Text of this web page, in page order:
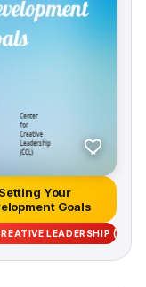
Setting Your
Goals
LEADERSHIP (CCL)